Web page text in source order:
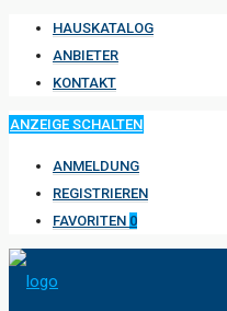
HAUSKATALOG
ANBIETER
KONTAKT
ANZEIGE SCHALTEN
ANMELDUNG
REGISTRIEREN
FAVORITEN 0